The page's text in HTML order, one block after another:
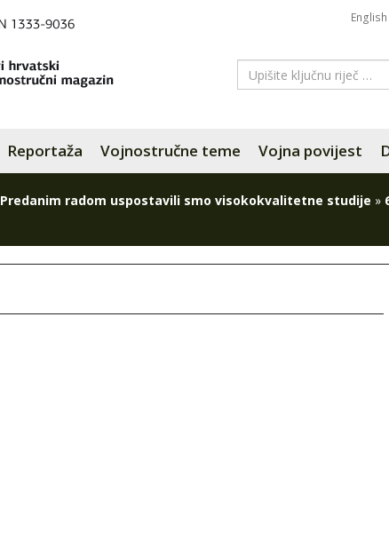
English
Reportaža Vojnostručne teme Vojna povijest
Predanim radom uspostavili smo visokokvalitetne studije »